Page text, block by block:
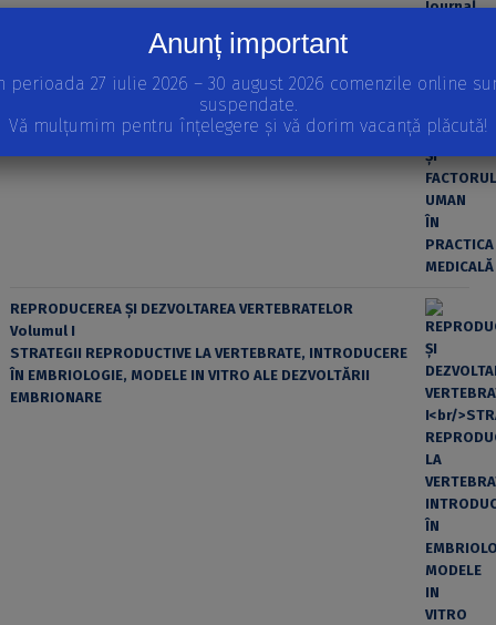
EROAREA ȘI FACTORUL UMAN ÎN PRACTICA MEDICALĂ
REPRODUCEREA ȘI DEZVOLTAREA VERTEBRATELOR
Volumul I
STRATEGII REPRODUCTIVE LA VERTEBRATE, INTRODUCERE
ÎN EMBRIOLOGIE, MODELE IN VITRO ALE DEZVOLTĂRII
EMBRIONARE
Anunț important
perioada 27 iulie 2026 – 30 august 2026 comenzile online
suspendate.
Vă mulțumim pentru înțelegere și vă dorim vacanță plăcută!